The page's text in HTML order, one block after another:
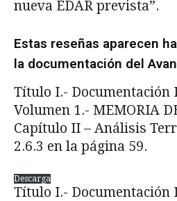
nueva EDAR prevista”.
Estas reseñas aparecen
la documentación del
Título I.- Documentación
Volumen 1.- MEMORIA
Capítulo II – Análisis
2.6.3 en la página 59.
Descarga
Título I.- Documentación